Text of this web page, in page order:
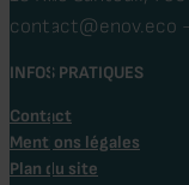
contact@enov.eco
INFOS PRATIQUES
Contact
Mentions légales
Plan du site